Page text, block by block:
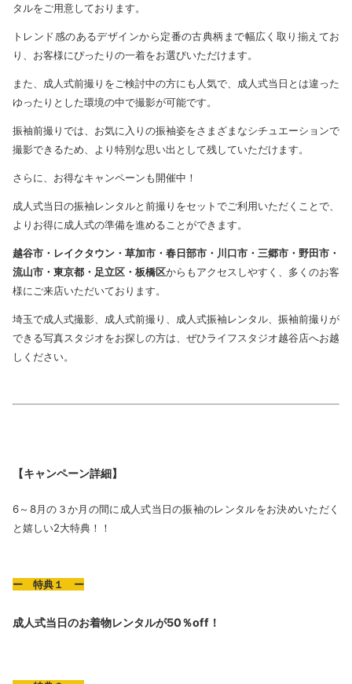
タルをご用意しております。
トレンド感のあるデザインから定番の古典柄まで幅広く取り揃えてお
り、お客様にぴったりの一着をお選びいただけます。
また、成人式前撮りをご検討中の方にも人気で、成人式当日とは違った
ゆったりとした環境の中で撮影が可能です。
振袖前撮りでは、お気に入りの振袖姿をさまざまなシチュエーションで
撮影できるため、より特別な思い出として残していただけます。
さらに、お得なキャンペーンも開催中！
成人式当日の振袖レンタルと前撮りをセットでご利用いただくことで、
よりお得に成人式の準備を進めることができます。
越谷市・レイクタウン・草加市・春日部市・川口市・三郷市・野田市・
流山市・東京都・足立区・板橋区からもアクセスしやすく、多くのお客
様にご来店いただいております。
埼玉で成人式撮影、成人式前撮り、成人式振袖レンタル、振袖前撮りが
できる写真スタジオをお探しの方は、ぜひライフスタジオ越谷店へお越
しください。
【キャンペーン詳細】
6～8月の３か月の間に成人式当日の振袖のレンタルをお決めいただく
と嬉しい2大特典！！
ー 特典１ ー
成人式当日のお着物レンタルが50％off！